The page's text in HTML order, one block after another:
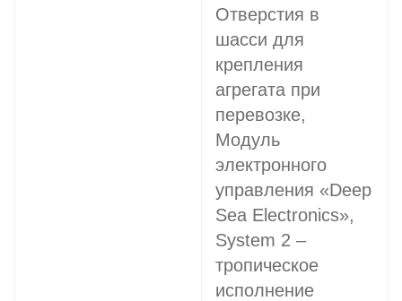
Отверстия в
шасси для
крепления
агрегата при
перевозке,
Модуль
электронного
управления «Deep
Sea Electronics»,
System 2 –
тропическое
исполнение